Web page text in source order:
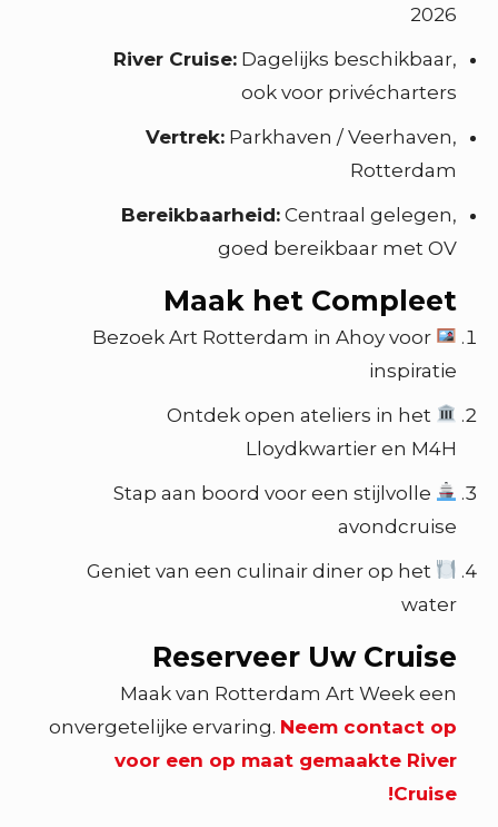
2026
River Cruise: Dagelijks beschikbaar,
ook voor privécharters
Vertrek: Parkhaven / Veerhaven,
Rotterdam
Bereikbaarheid: Centraal gelegen,
goed bereikbaar met OV
Maak het Compleet
Bezoek Art Rotterdam in Ahoy voor
inspiratie
Ontdek open ateliers in het
Lloydkwartier en M4H
Stap aan boord voor een stijlvolle
avondcruise
Geniet van een culinair diner op het
water
Reserveer Uw Cruise
Maak van Rotterdam Art Week een
onvergetelijke ervaring. Neem contact op
voor een op maat gemaakte River
Cruise!